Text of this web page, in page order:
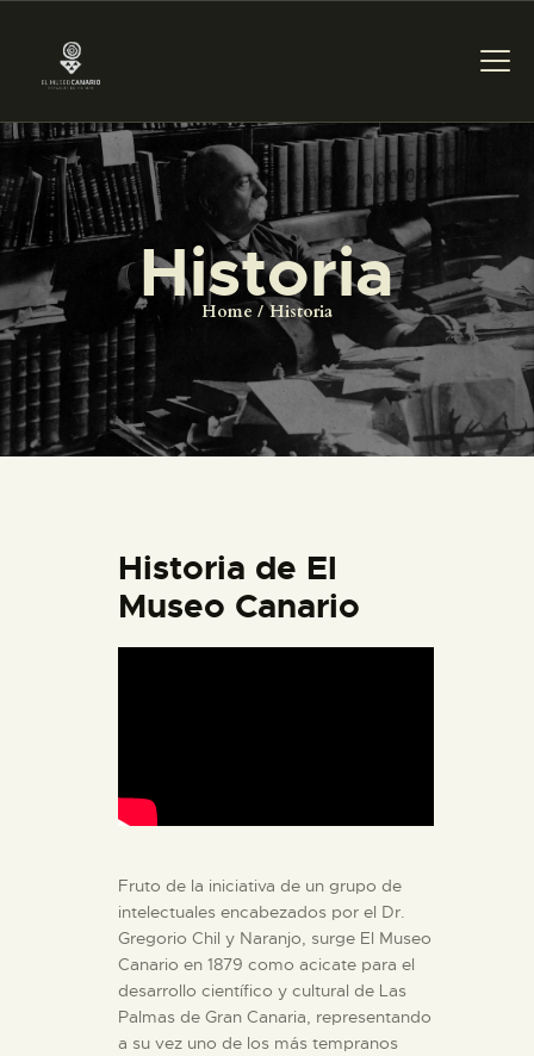
Historia
Home Historia
PREPARAR LA VISITA
ACTIVIDADES
█
EL MUSEO
COLECCIONES
ESPAÑOL
█
EL MUSEO
COLECCIONES
DIDÁCTICA
Historia de El
Museo Canario
Fruto de la iniciativa de un grupo de
intelectuales encabezados por el Dr.
Gregorio Chil y Naranjo, surge El Museo
Canario en 1879 como acicate para el
desarrollo científico y cultural de Las
Palmas de Gran Canaria, representando
a su vez uno de los más tempranos